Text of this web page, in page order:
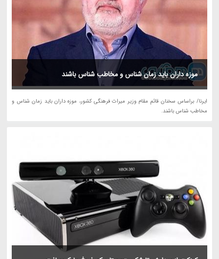
موزه داران باید زمان شناس و مخاطب شناس باشند
ایرنا/ براساس سخنان قائم مقام وزیر میراث فرهنگی کشور، موزه داران باید زمان شناس و
مخاطب شناس باشند.